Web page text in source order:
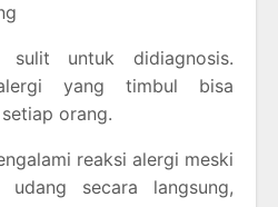
untuk didiagnosis.
yang timbul bisa
orang.
reaksi alergi meski
udang secara langsung,